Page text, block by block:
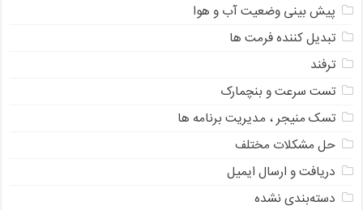
پیش بینی وضعیت آب و هوا
تبدیل کننده فرمت ها
ترفند
تست سرعت و بنچمارک
تسک منیجر ، مدیریت برنامه ها
حل مشکلات مختلف
دریافت و ارسال ایمیل
دسته‌بندی نشده